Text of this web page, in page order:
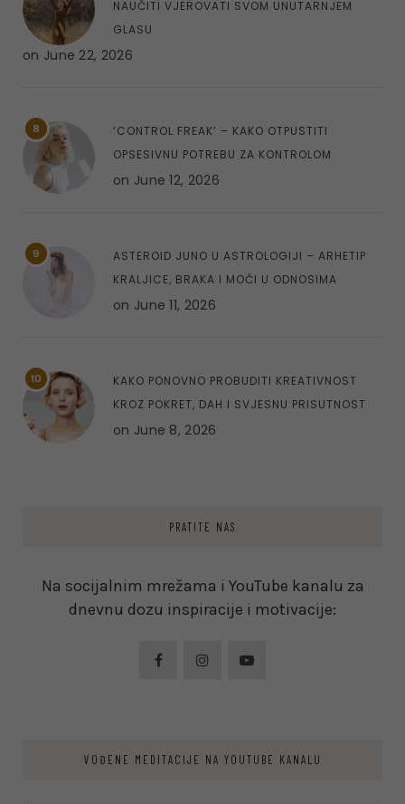
NAUČITI VJEROVATI SVOM UNUTARNJEM
GLASU
on June 22, 2026
8
‘CONTROL FREAK’ – KAKO OTPUSTITI
OPSESIVNU POTREBU ZA KONTROLOM
on June 12, 2026
9
ASTEROID JUNO U ASTROLOGIJI – ARHETIP
KRALJICE, BRAKA I MOĆI U ODNOSIMA
on June 11, 2026
10
KAKO PONOVNO PROBUDITI KREATIVNOST
KROZ POKRET, DAH I SVJESNU PRISUTNOST
on June 8, 2026
PRATITE NAS
Na socijalnim mrežama i YouTube kanalu za
dnevnu dozu inspiracije i motivacije:
VOĐENE MEDITACIJE NA YOUTUBE KANALU